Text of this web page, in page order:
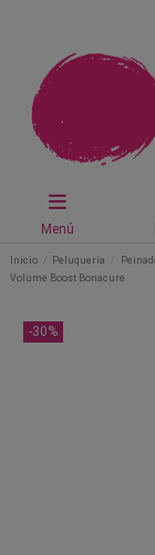
Menú
Inicio Peluquería
Volume Boost Bonacure
-30%